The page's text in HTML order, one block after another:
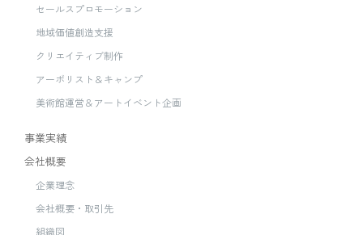
セールスプロモーション
地域価値創造支援
クリエイティブ制作
アーボリスト＆キャンプ
美術館運営＆アートイベント企画
事業実績
会社概要
企業理念
会社概要・取引先
組織図